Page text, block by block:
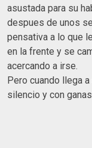
asustada para su
despues de unos
pensativa a lo que
en la frente y se
acercando a irse.
Pero cuando llega
silencio y con